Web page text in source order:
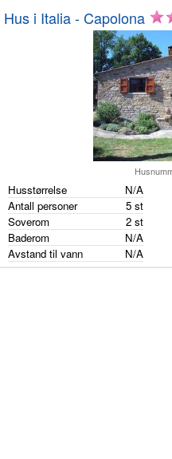
Hus i Italia - Capolona
Husstørrelse
N/A
Antall personer
5 st
Soverom
2 st
Baderom
N/A
Avstand til vann
N/A